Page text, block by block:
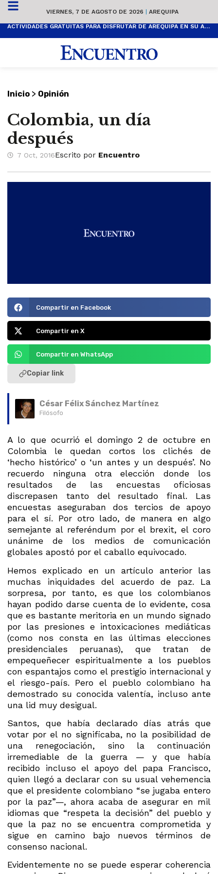
VIERNES, 7 DE AGOSTO DE 2026 | AREQUIPA
ACTIVIDADES GRATUITAS PARA DISFRUTAR DE AREQUIPA EN SU ANIVERSARIO
Inicio > Opinión
Colombia, un día
después
7 Oct, 2016Escrito por Encuentro
Compartir en Facebook
Compartir en X
Compartir en WhatsApp
Copiar link
César Félix Sánchez Martínez
Filósofo
A lo que ocurrió el domingo 2 de octubre en
Colombia le quedan cortos los clichés de
‘hecho histórico’ o ‘un antes y un después’. No
recuerdo ninguna otra elección donde los
resultados de las encuestas oficiosas
discrepasen tanto del resultado final. Las
encuestas aseguraban dos tercios de apoyo
para el sí. Por otro lado, de manera en algo
semejante al referéndum por el brexit, el coro
unánime de los medios de comunicación
globales apostó por el caballo equivocado.
Hemos explicado en un artículo anterior las
muchas iniquidades del acuerdo de paz. La
sorpresa, por tanto, es que los colombianos
hayan podido darse cuenta de lo evidente, cosa
que es bastante meritoria en un mundo signado
por las presiones e intoxicaciones mediáticas
(como nos consta en las últimas elecciones
presidenciales peruanas), que tratan de
empequeñecer espiritualmente a los pueblos
con espantajos como el prestigio internacional y
el riesgo-país. Pero el pueblo colombiano ha
demostrado su conocida valentía, incluso ante
una lid muy desigual.
Santos, que había declarado días atrás que
votar por el no significaba, no la posibilidad de
una renegociación, sino la continuación
irremediable de la guerra — y que había
recibido incluso el apoyo del papa Francisco,
quien llegó a declarar con su usual vehemencia
que el presidente colombiano “se jugaba entero
por la paz”—, ahora acaba de asegurar en mil
idiomas que “respeta la decisión” del pueblo y
que la paz no se encuentra comprometida y
sigue en camino bajo nuevos términos de
consenso nacional.
Evidentemente no se puede esperar coherencia